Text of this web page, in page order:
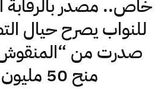
خاص.. مصدر بالرقابة
للنواب يصرح حيال
صدرت من
منح 50 مليون لتركيا